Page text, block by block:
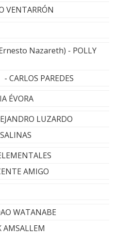
VENTARRÓN
Nazareth) - POLLY
PAREDES
ÉVORA
LUZARDO
AMIGO
WATANABE